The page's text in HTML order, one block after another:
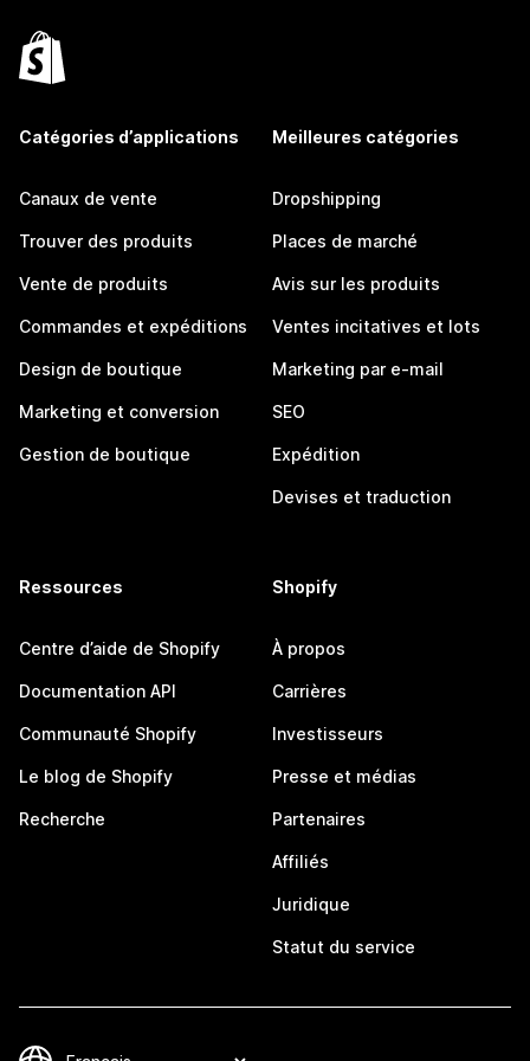
Catégories d’applications
Canaux de vente
Trouver des produits
Vente de produits
Commandes et expéditions
Design de boutique
Marketing et conversion
Gestion de boutique
Meilleures catégories
Dropshipping
Places de marché
Avis sur les produits
Ventes incitatives et lots
Marketing par e-mail
SEO
Expédition
Devises et traduction
Ressources
Centre d’aide de Shopify
Documentation API
Communauté Shopify
Le blog de Shopify
Recherche
Shopify
À propos
Carrières
Investisseurs
Presse et médias
Partenaires
Affiliés
Juridique
Statut du service